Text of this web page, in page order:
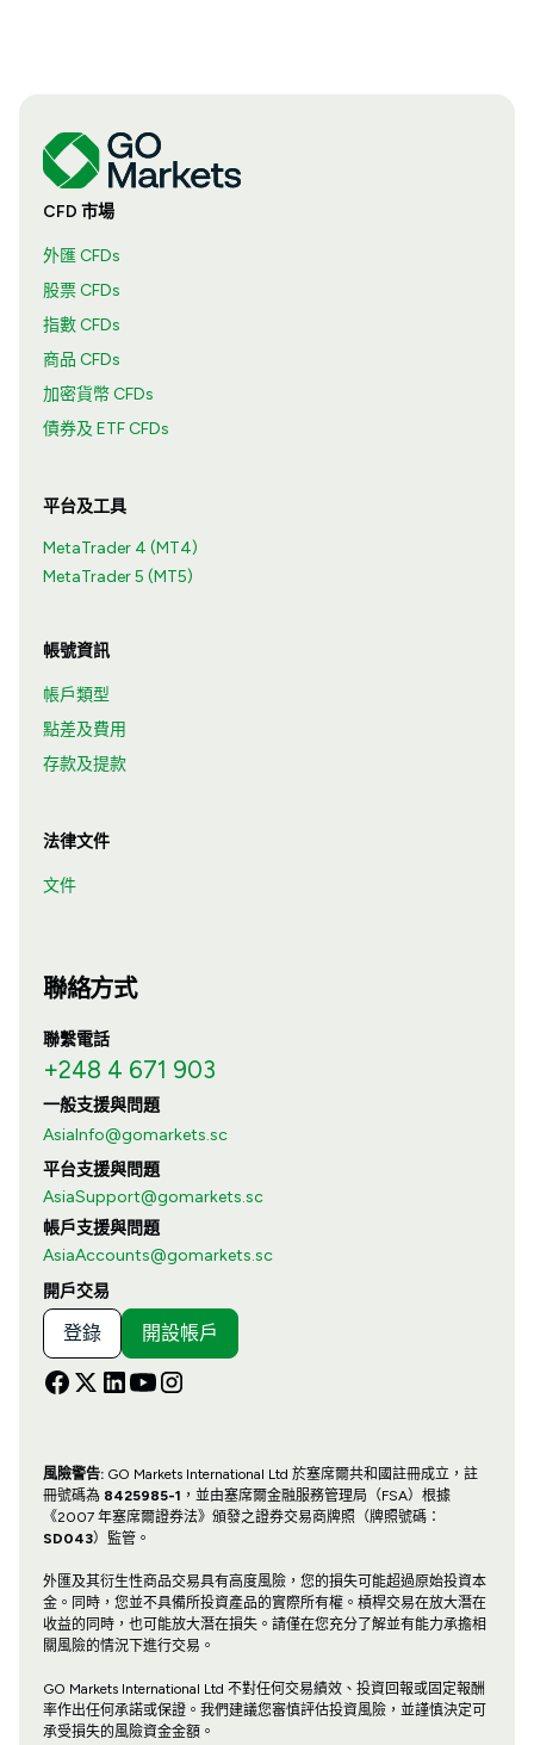
CFD 市場
外匯 CFDs
股票 CFDs
指數 CFDs
商品 CFDs
加密貨幣 CFDs
債券及 ETF CFDs
平台及工具
MetaTrader 4 (MT4)
MetaTrader 5 (MT5)
帳號資訊
帳戶類型
點差及費用
存款及提款
法律文件
文件
聯絡方式
聯繫電話
+248 4 671 903
一般支援與問題
AsiaInfo@gomarkets.sc
平台支援與問題
AsiaSupport@gomarkets.sc
帳戶支援與問題
AsiaAccounts@gomarkets.sc
開戶交易
登錄 開設帳戶
風險警告:GO Markets International Ltd 於塞席爾共和國註冊成立，註
冊號碼為 8425985-1 ，並由塞席爾金融服務管理局（FSA）根據
《2007 年塞席爾證券法》頒發之證券交易商牌照（牌照號碼：
SD043）監管。
外匯及其衍生性商品交易具有高度風險，您的損失可能超過原始投資本
金。同時，您並不具備所投資產品的實際所有權。槓桿交易在放大潛在
收益的同時，也可能放大潛在損失。請僅在您充分了解並有能力承擔相
關風險的情況下進行交易。
GO Markets International Ltd 不對任何交易績效、投資回報或固定報酬
率作出任何承諾或保證。我們建議您審慎評估投資風險，並謹慎決定可
承受損失的風險資金金額。